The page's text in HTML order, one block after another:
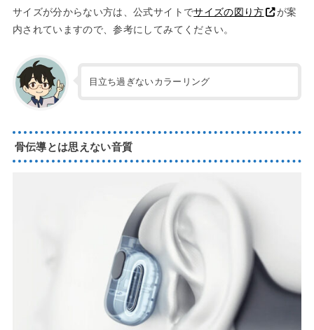
サイズが分からない方は、公式サイトでサイズの図り方
が案
内されていますので、参考にしてみてください。
目立ち過ぎないカラーリング
骨伝導とは思えない音質